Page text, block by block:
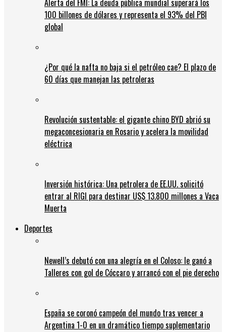
Alerta del FMI: La deuda pública mundial superará los
100 billones de dólares y representa el 93% del PBI
global
¿Por qué la nafta no baja si el petróleo cae? El plazo de
60 días que manejan las petroleras
Revolución sustentable: el gigante chino BYD abrió su
megaconcesionaria en Rosario y acelera la movilidad
eléctrica
Inversión histórica: Una petrolera de EE.UU. solicitó
entrar al RIGI para destinar US$ 13.800 millones a Vaca
Muerta
Deportes
Newell’s debutó con una alegría en el Coloso: le ganó a
Talleres con gol de Cóccaro y arrancó con el pie derecho
España se coronó campeón del mundo tras vencer a
Argentina 1-0 en un dramático tiempo suplementario